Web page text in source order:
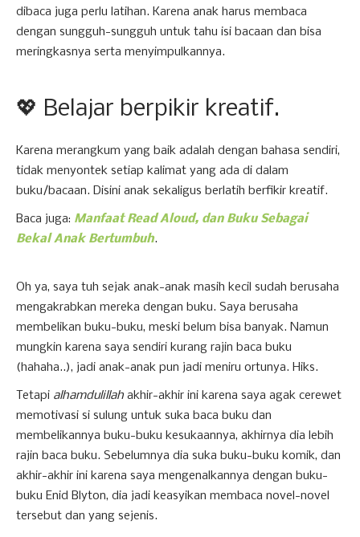
dibaca juga perlu latihan. Karena anak harus membaca
dengan sungguh-sungguh untuk tahu isi bacaan dan bisa
meringkasnya serta menyimpulkannya.
💖 Belajar berpikir kreatif.
Karena merangkum yang baik adalah dengan bahasa sendiri,
tidak menyontek setiap kalimat yang ada di dalam
buku/bacaan. Disini anak sekaligus berlatih berfikir kreatif.
Baca juga: Manfaat Read Aloud, dan Buku Sebagai
Bekal Anak Bertumbuh.
Oh ya, saya tuh sejak anak-anak masih kecil sudah berusaha
mengakrabkan mereka dengan buku. Saya berusaha
membelikan buku-buku, meski belum bisa banyak. Namun
mungkin karena saya sendiri kurang rajin baca buku
(hahaha..), jadi anak-anak pun jadi meniru ortunya. Hiks.
Tetapi alhamdulillah akhir-akhir ini karena saya agak cerewet
memotivasi si sulung untuk suka baca buku dan
membelikannya buku-buku kesukaannya, akhirnya dia lebih
rajin baca buku. Sebelumnya dia suka buku-buku komik, dan
akhir-akhir ini karena saya mengenalkannya dengan buku-
buku Enid Blyton, dia jadi keasyikan membaca novel-novel
tersebut dan yang sejenis.